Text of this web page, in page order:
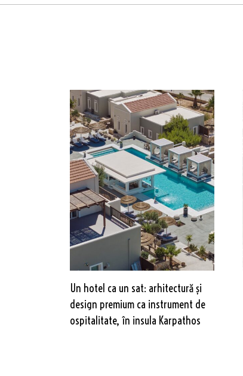
Un hotel ca un sat: arhitectură și
design premium ca instrument de
ospitalitate, în insula Karpathos